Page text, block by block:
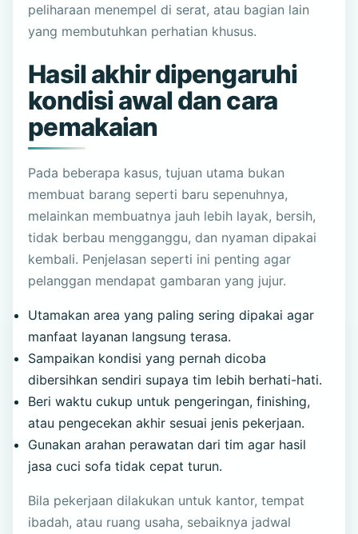
peliharaan menempel di serat, atau bagian lain
yang membutuhkan perhatian khusus.
Hasil akhir dipengaruhi
kondisi awal dan cara
pemakaian
Pada beberapa kasus, tujuan utama bukan
membuat barang seperti baru sepenuhnya,
melainkan membuatnya jauh lebih layak, bersih,
tidak berbau mengganggu, dan nyaman dipakai
kembali. Penjelasan seperti ini penting agar
pelanggan mendapat gambaran yang jujur.
Utamakan area yang paling sering dipakai agar
manfaat layanan langsung terasa.
Sampaikan kondisi yang pernah dicoba
dibersihkan sendiri supaya tim lebih berhati-hati.
Beri waktu cukup untuk pengeringan, finishing,
atau pengecekan akhir sesuai jenis pekerjaan.
Gunakan arahan perawatan dari tim agar hasil
jasa cuci sofa tidak cepat turun.
Bila pekerjaan dilakukan untuk kantor, tempat
ibadah, atau ruang usaha, sebaiknya jadwal